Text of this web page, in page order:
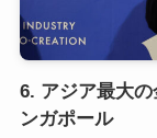
6. アジア最大
ンガポール